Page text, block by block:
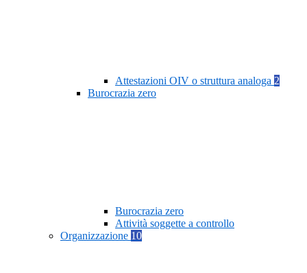
Attestazioni OIV o struttura analoga 2
Burocrazia zero
Burocrazia zero
Attività soggette a controllo
Organizzazione 10